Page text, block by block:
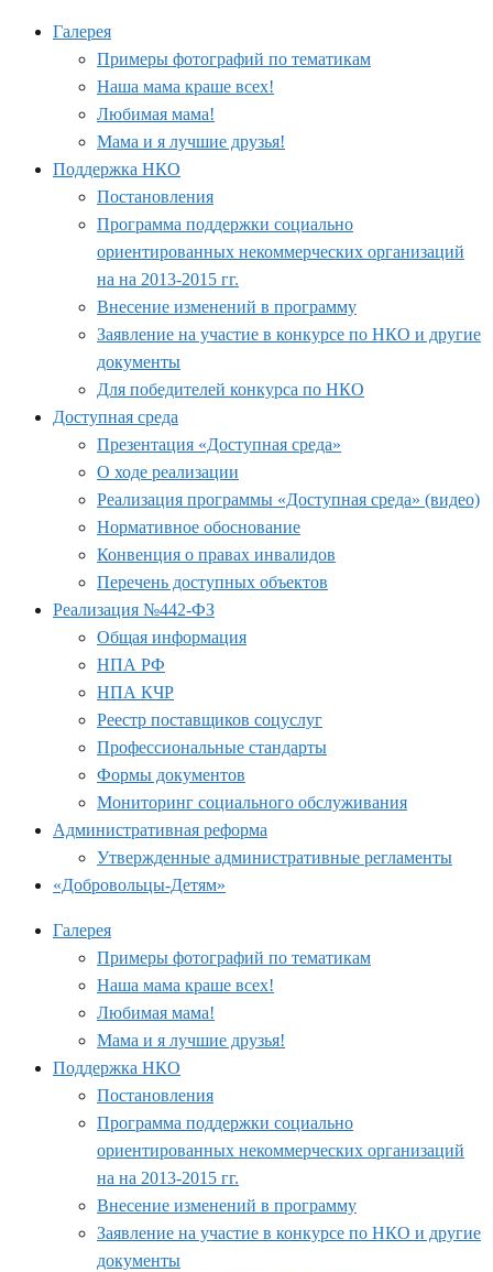
Галерея
Примеры фотографий по тематикам
Наша мама краше всех!
Любимая мама!
Мама и я лучшие друзья!
Поддержка НКО
Постановления
Программа поддержки социально
ориентированных некоммерческих организаций
на на 2013-2015 гг.
Внесение изменений в программу
Заявление на участие в конкурсе по НКО и другие
документы
Для победителей конкурса по НКО
Доступная среда
Презентация «Доступная среда»
О ходе реализации
Реализация программы «Доступная среда» (видео)
Нормативное обоснование
Конвенция о правах инвалидов
Перечень доступных объектов
Реализация №442-ФЗ
Общая информация
НПА РФ
НПА КЧР
Реестр поставщиков соцуслуг
Профессиональные стандарты
Формы документов
Мониторинг социального обслуживания
Административная реформа
Утвержденные административные регламенты
«Добровольцы-Детям»
Галерея
Примеры фотографий по тематикам
Наша мама краше всех!
Любимая мама!
Мама и я лучшие друзья!
Поддержка НКО
Постановления
Программа поддержки социально
ориентированных некоммерческих организаций
на на 2013-2015 гг.
Внесение изменений в программу
Заявление на участие в конкурсе по НКО и другие
документы